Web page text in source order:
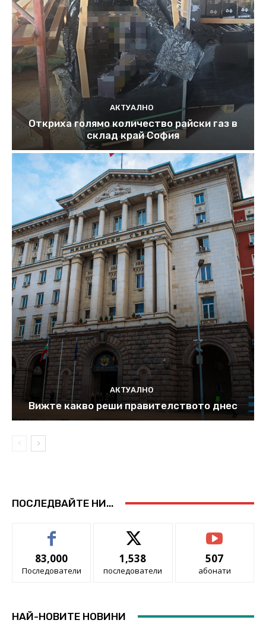
АКТУАЛНО
Откриха голямо количество райски газ в
склад край София
АКТУАЛНО
Вижте какво реши правителството днес
ПОСЛЕДВАЙТЕ НИ...
83,000
Последователи
1,538
последователи
507
абонати
НАЙ-НОВИТЕ НОВИНИ